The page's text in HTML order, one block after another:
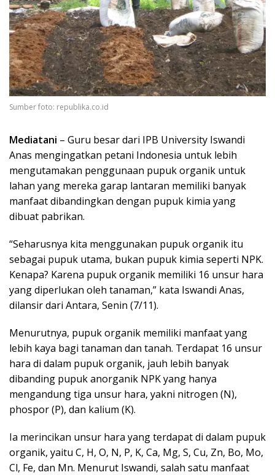
Sumber foto: republika.co.id
Mediatani – Guru besar dari IPB University Iswandi
Anas mengingatkan petani Indonesia untuk lebih
mengutamakan penggunaan pupuk organik untuk
lahan yang mereka garap lantaran memiliki banyak
manfaat dibandingkan dengan pupuk kimia yang
dibuat pabrikan.
“Seharusnya kita menggunakan pupuk organik itu
sebagai pupuk utama, bukan pupuk kimia seperti NPK.
Kenapa? Karena pupuk organik memiliki 16 unsur hara
yang diperlukan oleh tanaman,” kata Iswandi Anas,
dilansir dari Antara, Senin (7/11).
Menurutnya, pupuk organik memiliki manfaat yang
lebih kaya bagi tanaman dan tanah. Terdapat 16 unsur
hara di dalam pupuk organik, jauh lebih banyak
dibanding pupuk anorganik NPK yang hanya
mengandung tiga unsur hara, yakni nitrogen (N),
phospor (P), dan kalium (K).
Ia merincikan unsur hara yang terdapat di dalam pupuk
organik, yaitu C, H, O, N, P, K, Ca, Mg, S, Cu, Zn, Bo, Mo,
Cl, Fe, dan Mn. Menurut Iswandi, salah satu manfaat